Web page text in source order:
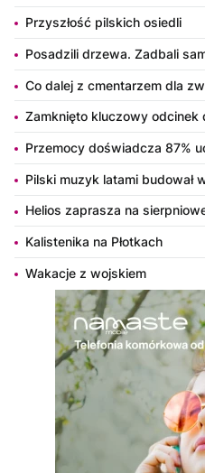
Przyszłość pilskich osiedli
Posadzili drzewa. Zadbali
Co dalej z cmentarzem dla
Zamknięto kluczowy odcinek
Przemocy doświadcza 87%
Pilski muzyk latami budował
Helios zaprasza na
Kalistenika na Płotkach
Wakacje z wojskiem